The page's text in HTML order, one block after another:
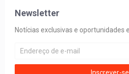
Newsletter
Notícias exclusivas e oportunidades